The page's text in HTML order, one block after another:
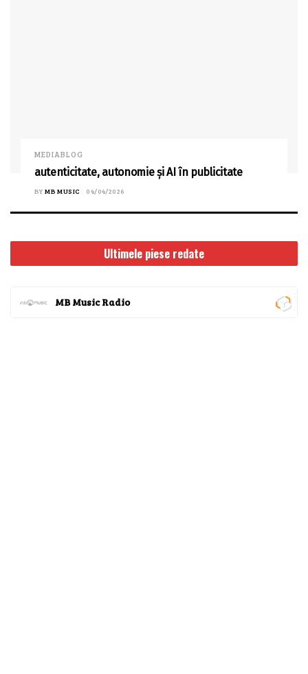
MEDIABLOG
autenticitate, autonomie și AI în publicitate
BY MB MUSIC 04/04/2026
Ultimele piese redate
MB Music Radio